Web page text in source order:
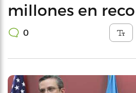
millones en
0